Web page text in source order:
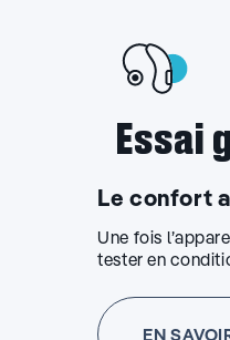
Le confort
Une fois
tester en
EN